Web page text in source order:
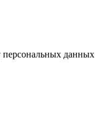
персональных данных